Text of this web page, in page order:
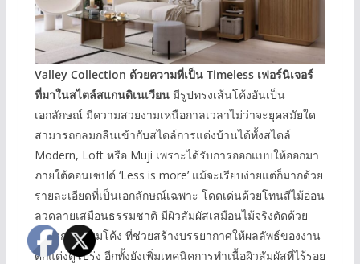
Valley Collection ด้วยความที่เป็น Timeless เฟอร์นิเจอร์
ที่มาในสไตล์สแกนดิเนเวียน มีรูปทรงเส้นโค้งอันเป็น
เอกลักษณ์ มีความสวยงามเหนือกาลเวลาไม่ว่าจะยุคสมัยใด
สามารถกลมกลืนเข้ากับสไตล์การแต่งบ้านได้ทั้งสไตล์
Modern, Loft หรือ Muji เพราะได้รับการออกแบบให้ออกมา
ภายใต้คอนเซปต์ ‘Less is more’ แม้จะเรียบง่ายแต่ก็มากด้วย
รายละเอียดที่เป็นเอกลักษณ์เฉพาะ โดดเด่นด้วยโทนสีไม้อ่อน
ลวดลายเสมือนธรรมชาติ มีผิวสัมผัสเสมือนไม้จริงตัดด้วย
กระจกลอนมุมโค้ง ที่ช่วยสร้างบรรยากาศให้ผลลัพธ์ของงาน
ตกแต่งดูโปร่ง อีกทั้งยังเพิ่มเทคนิคการทำเนื้อผิวสัมผัสที่ไร้รอย